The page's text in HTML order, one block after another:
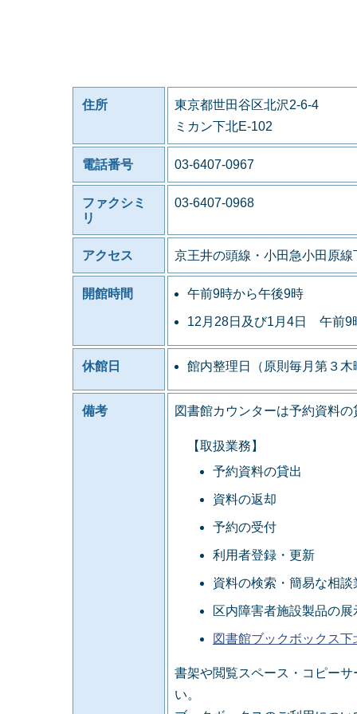
住所
東京都世田谷区北沢2-6-4
ミカン下北E-102
電話番号 03-6407-0967
ファクシミ
リ
03-6407-0968
アクセス 京王井の頭線・小田急小田原
開館時間 午前9時から午後9時
12月28日及び1月4日 午前9
休館日 館内整理日（原則毎月第３
備考 図書館カウンターは予約資料
【取扱業務】
予約資料の貸出
資料の返却
予約の受付
利用者登録・更新
資料の検索・簡易な相談
区内障害者施設製品の展
図書館ブックボックス下
書架や閲覧スペース・コピー
い。